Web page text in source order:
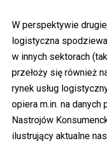
W perspektywie
logistyczna
w innych sektorach
przełoży się również
rynek usług
opiera m.in. na
Nastrojów
ilustrujący aktualne